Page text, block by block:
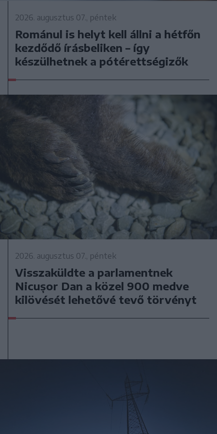
2026. augusztus 07., péntek
Románul is helyt kell állni a hétfőn
kezdődő írásbeliken – így
készülhetnek a pótérettségizők
2026. augusztus 07., péntek
Visszaküldte a parlamentnek
Nicușor Dan a közel 900 medve
kilövését lehetővé tevő törvényt